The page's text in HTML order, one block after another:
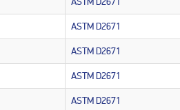
ASTM D2671
ASTM D2671
ASTM D2671
ASTM D2671